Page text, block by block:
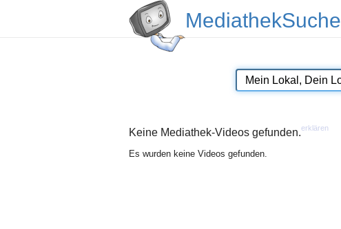
MediathekSuche
Keine Mediathek-Videos gefunden.erklären
Es wurden keine Videos gefunden.